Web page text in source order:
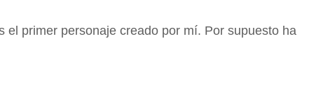
el primer personaje creado por mí. Por supuesto ha